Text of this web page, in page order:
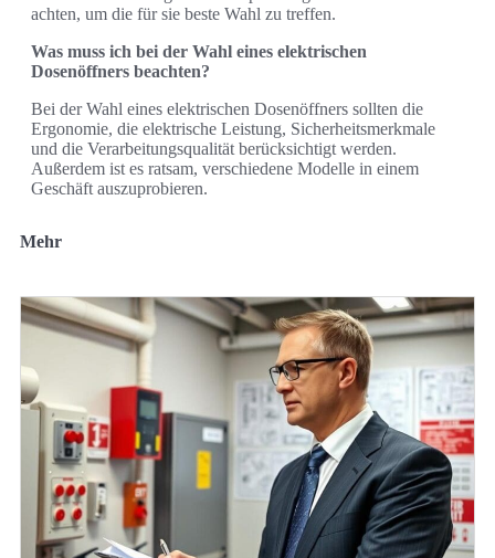
achten, um die für sie beste Wahl zu treffen.
Was muss ich bei der Wahl eines elektrischen
Dosenöffners beachten?
Bei der Wahl eines elektrischen Dosenöffners sollten die
Ergonomie, die elektrische Leistung, Sicherheitsmerkmale
und die Verarbeitungsqualität berücksichtigt werden.
Außerdem ist es ratsam, verschiedene Modelle in einem
Geschäft auszuprobieren.
Mehr